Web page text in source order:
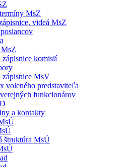
MsZ
videá MsZ
zápisnice komisií
zápisnice MsV
voleného predstaviteľa
funkcionárov
a kontakty
štruktúra MsÚ